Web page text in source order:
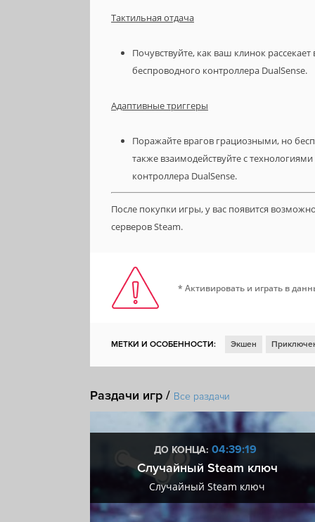
Тактильная отдача
Почувствуйте, как ваш клинок
беспроводного контроллера DualSense.
Адаптивные триггеры
Поражайте врагов грациозными, но
также взаимодействуйте с
контроллера DualSense.
После покупки игры, у вас появится
серверов Steam.
* Активировать и играть в
МЕТКИ И ОСОБЕННОСТИ: Экшен
Раздачи игр / Все раздачи
ДО КОНЦА: 04:39:18
Случайный Steam ключ
Случайный Steam ключ